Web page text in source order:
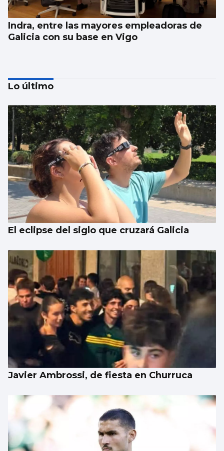
Indra, entre las mayores empleadoras de
Galicia con su base en Vigo
La compraventa de viviendas vive su mejor
junio en 19 años
Lo último
El eclipse del siglo que cruzará Galicia
Javier Ambrossi, de fiesta en Churruca